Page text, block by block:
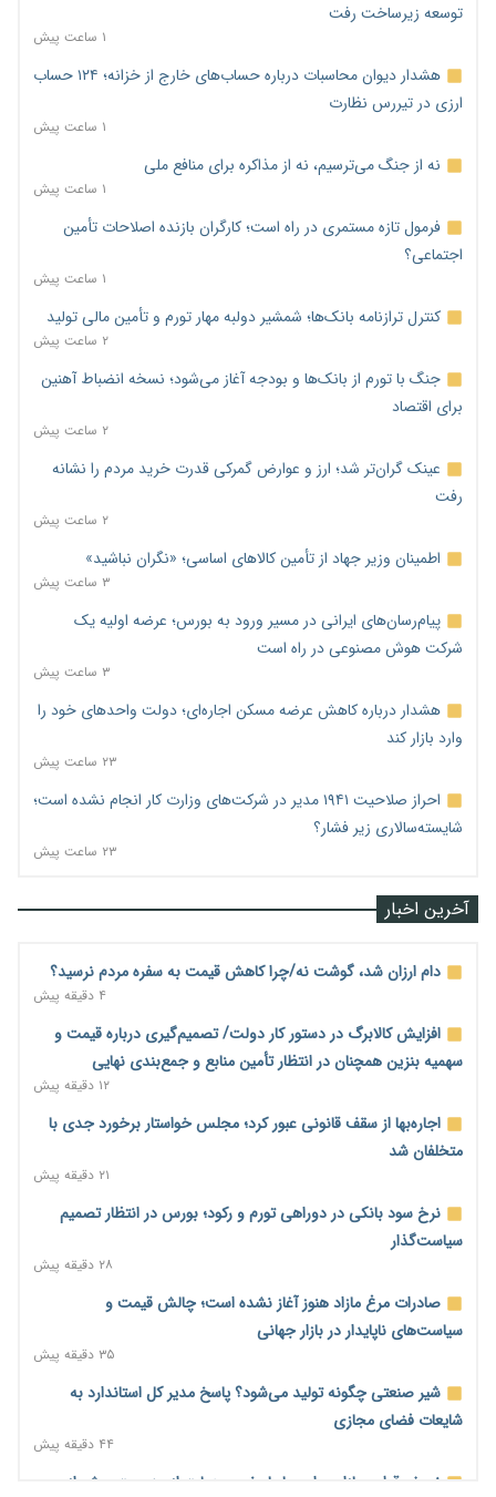
توسعه زیرساخت رفت
۱ ساعت پیش
هشدار دیوان محاسبات درباره حساب‌های خارج از خزانه؛ ۱۲۴ حساب
ارزی در تیررس نظارت
۱ ساعت پیش
نه از جنگ می‌ترسیم، نه از مذاکره برای منافع ملی
۱ ساعت پیش
فرمول تازه مستمری در راه است؛ کارگران بازنده اصلاحات تأمین
اجتماعی؟
۱ ساعت پیش
کنترل ترازنامه بانک‌ها؛ شمشیر دولبه مهار تورم و تأمین مالی تولید
۲ ساعت پیش
جنگ با تورم از بانک‌ها و بودجه آغاز می‌شود؛ نسخه انضباط آهنین
برای اقتصاد
۲ ساعت پیش
عینک گران‌تر شد؛ ارز و عوارض گمرکی قدرت خرید مردم را نشانه
رفت
۲ ساعت پیش
اطمینان وزیر جهاد از تأمین کالاهای اساسی؛ «نگران نباشید»
۳ ساعت پیش
پیام‌رسان‌های ایرانی در مسیر ورود به بورس؛ عرضه اولیه یک
شرکت هوش مصنوعی در راه است
۳ ساعت پیش
هشدار درباره کاهش عرضه مسکن اجاره‌ای؛ دولت واحدهای خود را
وارد بازار کند
۲۳ ساعت پیش
احراز صلاحیت ۱۹۴۱ مدیر در شرکت‌های وزارت کار انجام نشده است؛
شایسته‌سالاری زیر فشار؟
۲۳ ساعت پیش
آخرین اخبار
دام ارزان شد، گوشت نه/چرا کاهش قیمت به سفره مردم نرسید؟
۴ دقیقه پیش
افزایش کالابرگ در دستور کار دولت/ تصمیم‌گیری درباره قیمت و
سهمیه بنزین همچنان در انتظار تأمین منابع و جمع‌بندی نهایی
۱۲ دقیقه پیش
اجاره‌بها از سقف قانونی عبور کرد؛ مجلس خواستار برخورد جدی با
متخلفان شد
۲۱ دقیقه پیش
نرخ سود بانکی در دوراهی تورم و رکود؛ بورس در انتظار تصمیم
سیاست‌گذار
۲۸ دقیقه پیش
صادرات مرغ مازاد هنوز آغاز نشده است؛ چالش قیمت و
سیاست‌های ناپایدار در بازار جهانی
۳۵ دقیقه پیش
شیر صنعتی چگونه تولید می‌شود؟ پاسخ مدیر کل استاندارد به
شایعات فضای مجازی
۴۴ دقیقه پیش
نسخه قطعه‌سازان برای سایپا؛ خروج دولت از مدیریت پیش از